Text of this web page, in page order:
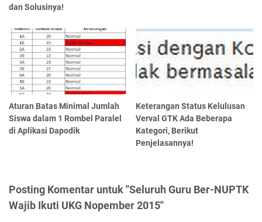
dan Solusinya!
Aturan Batas Minimal Jumlah
Siswa dalam 1 Rombel Paralel
di Aplikasi Dapodik
Keterangan Status Kelulusan
Verval GTK Ada Beberapa
Kategori, Berikut
Penjelasannya!
Posting Komentar untuk "Seluruh Guru Ber-NUPTK
Wajib Ikuti UKG Nopember 2015"